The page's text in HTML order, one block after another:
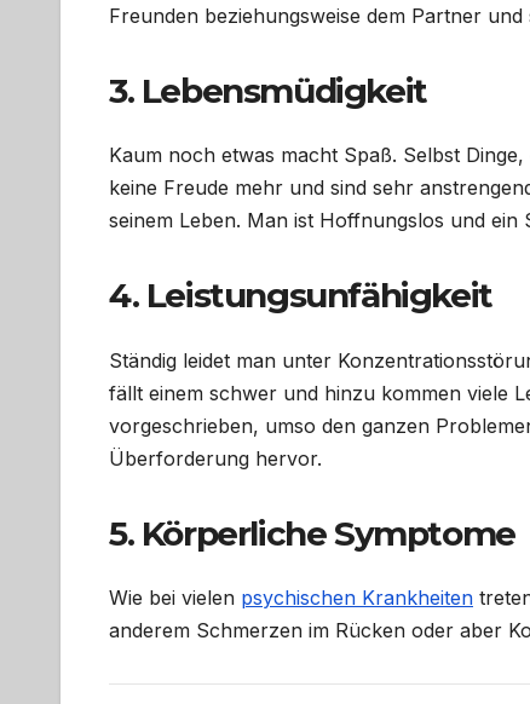
Freunden beziehungsweise dem Partner
3. Lebensmüdigkeit
Kaum noch etwas macht Spaß. Selbst
keine Freude mehr und sind sehr
seinem Leben. Man ist Hoffnungslos und
4. Leistungsunfähigkeit
Ständig leidet man unter
fällt einem schwer und hinzu kommen viele
vorgeschrieben, umso den ganzen
Überforderung hervor.
5. Körperliche Symptome
Wie bei vielen psychischen Krankheiten
anderem Schmerzen im Rücken oder aber